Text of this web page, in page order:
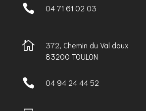
 04 71 61 02 03

372, Chemin du Val doux
83200 TOULON
 04 94 24 44 52